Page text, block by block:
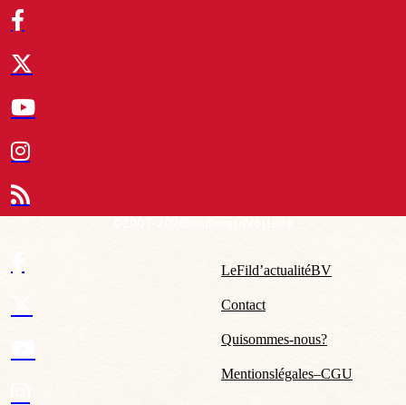
Le Fil d’actualité BV
Contact
Qui sommes-nous ?
Mentions légales – CGU